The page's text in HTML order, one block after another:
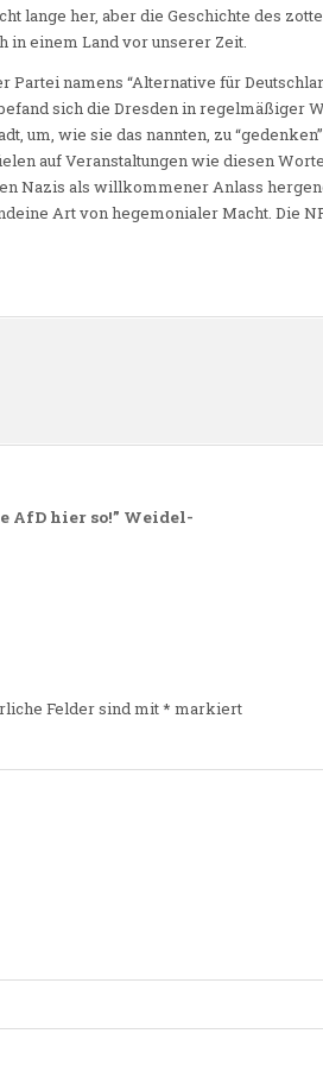
lange her, aber die Geschichte des
in einem Land vor unserer Zeit.
Partei namens “Alternative für
sich die Dresden in regelmäßiger
um, wie sie das nannten, zu
auf Veranstaltungen wie diesen
Nazis als willkommener Anlass
Art von hegemonialer Macht. Die
AfD hier so!” Weidel-
Felder sind mit* markiert